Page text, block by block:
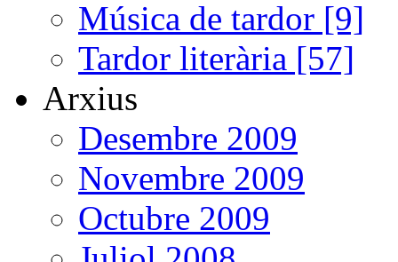
Música de tardor [9]
Tardor literària [57]
Arxius
Desembre 2009
Novembre 2009
Octubre 2009